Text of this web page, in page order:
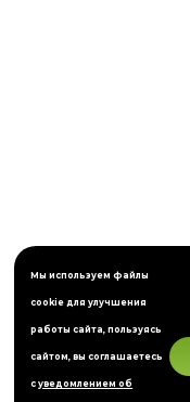
Мы используем файлы
cookie для улучшения
работы сайта, пользуясь
сайтом, вы соглашаетесь
суведомлением об